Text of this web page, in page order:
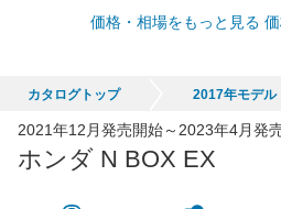
車買取価格 *
45,550円
*当該価格は車種別の価格となります。
価格・相場をもっと見る
カタログトップ 2017年モデル
2021年12月発売開始～2023年4月発
ホンダ N BOX EX